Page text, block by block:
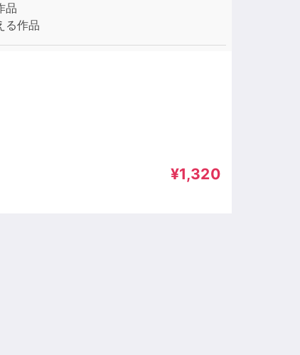
品
る作品
¥1,320